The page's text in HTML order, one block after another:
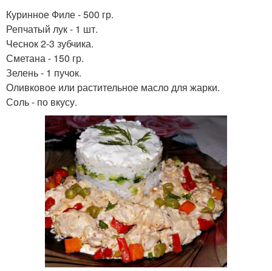
Куринное Филе - 500 гр.
Репчатый лук - 1 шт.
Чеснок 2-3 зубчика.
Сметана - 150 гр.
Зелень - 1 пучок.
Оливковое или растительное масло для жарки.
Соль - по вкусу.